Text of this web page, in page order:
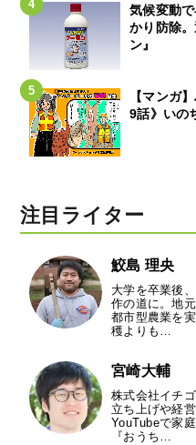
気候変動
かり防除
ン』
【マンガ
9話》いの
注目ライター
鮫島 理央
大学を卒業後
作の道に。地
都市型農業を
穫よりも…
宮崎大輔
株式会社イチ
立ち上げや経
YouTubeで家
『おうち…